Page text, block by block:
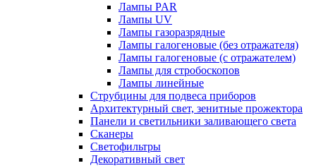
Лампы PAR
Лампы UV
Лампы газоразрядные
Лампы галогеновые (без отражателя)
Лампы галогеновые (с отражателем)
Лампы для стробоскопов
Лампы линейные
Струбцины для подвеса приборов
Архитектурный свет, зенитные прожектора
Панели и светильники заливающего света
Сканеры
Светофильтры
Декоративный свет